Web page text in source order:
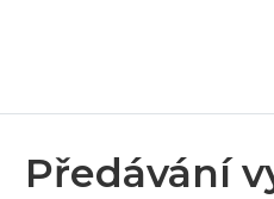
Předávání